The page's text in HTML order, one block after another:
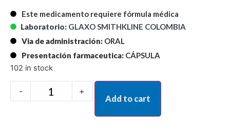
Este medicamento requiere fórmula médica
Laboratorio: GLAXO SMITHKLINE COLOMBIA
Via de administración: ORAL
Presentación farmaceutica: CÁPSULA
102 in stock
- +
Add to cart